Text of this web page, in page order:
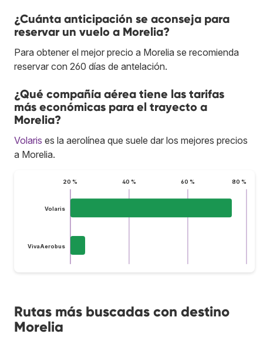
¿Cuánta anticipación se aconseja para
reservar un vuelo a Morelia?
Para obtener el mejor precio a Morelia se recomienda
reservar con 260 días de antelación.
¿Qué compañía aérea tiene las tarifas
más económicas para el trayecto a
Morelia?
Volaris es la aerolínea que suele dar los mejores precios
a Morelia.
20 % 40 % 60 % 80 %
Volaris
VivaAerobus
Rutas más buscadas con destino
Morelia